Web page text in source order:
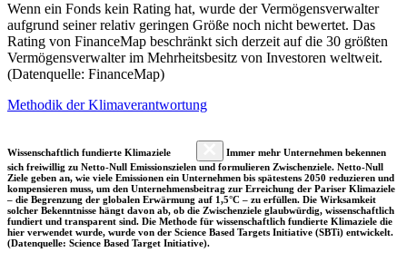
Wenn ein Fonds kein Rating hat, wurde der Vermögensverwalter
aufgrund seiner relativ geringen Größe noch nicht bewertet. Das
Rating von FinanceMap beschränkt sich derzeit auf die 30 größten
Vermögensverwalter im Mehrheitsbesitz von Investoren weltweit.
(Datenquelle: FinanceMap)
Methodik der Klimaverantwortung
Wissenschaftlich fundierte Klimaziele
Immer mehr Unternehmen bekennen
sich freiwillig zu Netto-Null Emissionszielen und formulieren Zwischenziele. Netto-Null
Ziele geben an, wie viele Emissionen ein Unternehmen bis spätestens 2050 reduzieren und
kompensieren muss, um den Unternehmensbeitrag zur Erreichung der Pariser Klimaziele
– die Begrenzung der globalen Erwärmung auf 1,5°C – zu erfüllen. Die Wirksamkeit
solcher Bekenntnisse hängt davon ab, ob die Zwischenziele glaubwürdig, wissenschaftlich
fundiert und transparent sind. Die Methode für wissenschaftlich fundierte Klimaziele die
hier verwendet wurde, wurde von der Science Based Targets Initiative (SBTi) entwickelt.
(Datenquelle: Science Based Target Initiative).